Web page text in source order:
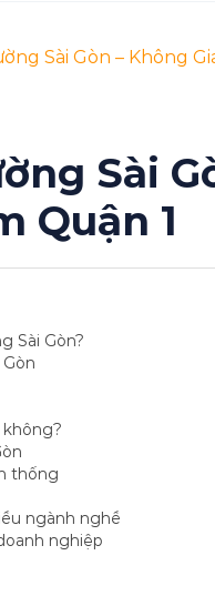
Sài Gòn – Không
Sài
Quận 1
Sài Gòn?
thống
ngành nghề
nghiệp